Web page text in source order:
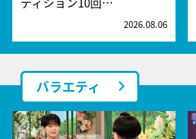
2026.08.06
バラエティ